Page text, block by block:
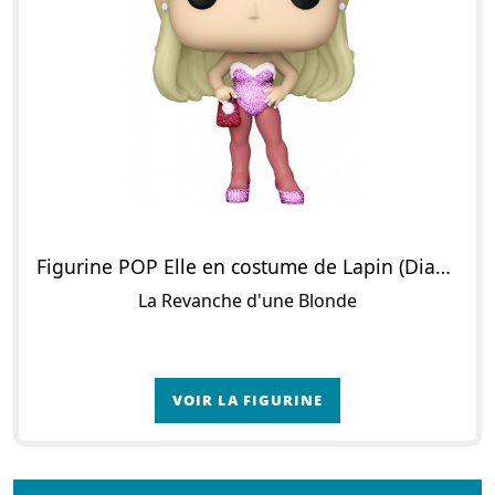
Figurine POP Elle en costume de Lapin (Diamond Glitter)
La Revanche d'une Blonde
VOIR LA FIGURINE